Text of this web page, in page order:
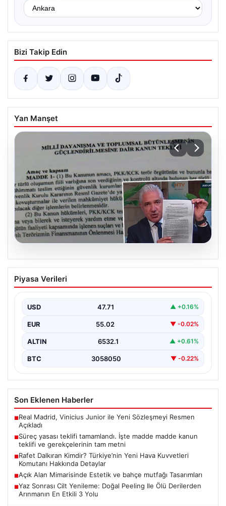
Bizi Takip Edin
Yan Manşet
Süreç yasası teklifi tamamlandı. İşte
madde madde kanun teklifi ve
Piyasa Verileri
USD 47.71 ▲ +0.16%
EUR 55.02 ▼ -0.02%
ALTIN 6532.1 ▲ +0.61%
BTC 3058050 ▼ -0.22%
Son Eklenen Haberler
■Real Madrid, Vinicius Junior ile Yeni Sözleşmeyi Resmen
Açıkladı
■Süreç yasası teklifi tamamlandı. İşte madde madde kanun
teklifi ve gerekçelerinin tam metni
■Rafet Dalkıran Kimdir? Türkiye’nin Yeni Hava Kuvvetleri
Komutanı Hakkında Detaylar
■Açık Alan Mimarisinde Estetik ve bahçe mutfağı Tasarımları
■Yaz Sonrası Cilt Yenileme: Doğal Peeling Ile Ölü Derilerden
Arınmanın En Etkili 3 Yolu